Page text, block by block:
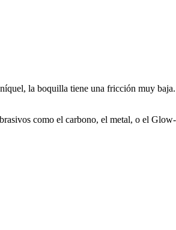
la boquilla tiene una fricción muy baja.
como el carbono, el metal, o el